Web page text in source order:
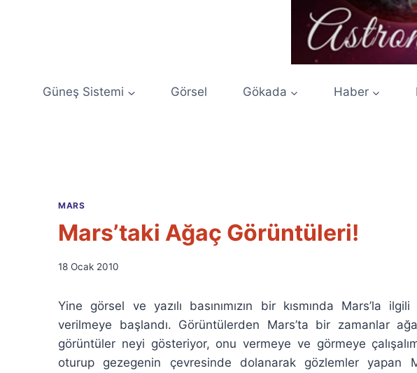
Güneş Sistemi Görsel Gökada Haber
MARS
Mars’taki Ağaç Görüntüleri!
By
Özyar
18 Ocak 2010
Yine görsel ve yazılı basınımızın bir kısmında Mars’la
verilmeye başlandı. Görüntülerden Mars’ta bir zamanlar
görüntüler neyi gösteriyor, onu vermeye ve görmeye
oturup gezegenin çevresinde dolanarak gözlemler yapan